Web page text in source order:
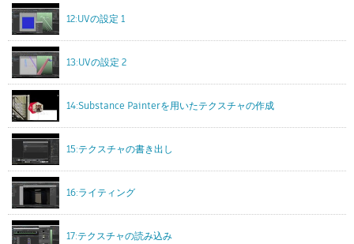
12:UVの設定 1
13:UVの設定 2
14:Substance Painterを用いたテクスチャの作成
15:テクスチャの書き出し
16:ライティング
17:テクスチャの読み込み